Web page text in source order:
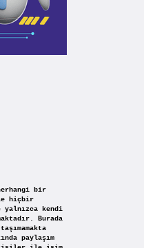
bir
hiçbir
yalnızca kendi
Burada
paylaşım